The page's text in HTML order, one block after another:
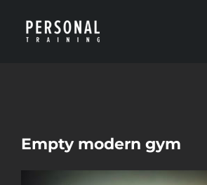
Inhalt
Empty modern gym